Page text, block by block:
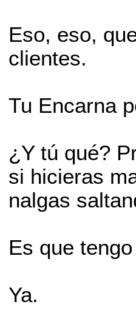
Eso, eso,
clientes.
Tu Encarna
¿Y tú qué?
si hicieras
nalgas
Es que
Ya.